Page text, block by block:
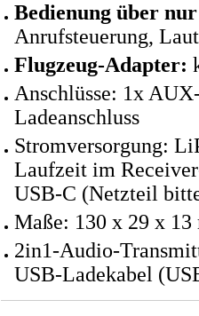
Bedienung über
Anrufsteuerung,
Flugzeug-Adapter:
Anschlüsse: 1x
Ladeanschluss
Stromversorgung:
Laufzeit im
USB-C (Netzteil
Maße: 130 x 29 x
2in1-Audio-
USB-Ladekabel